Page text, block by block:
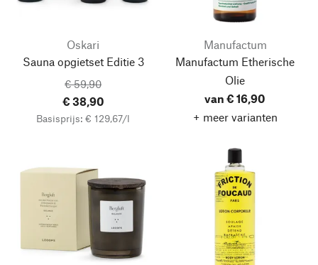
Oskari
Sauna opgietset Editie 3
€ 59,90
€ 38,90
Basisprijs: € 129,67/l
Manufactum
Manufactum Etherische
Olie
van € 16,90
+ meer varianten